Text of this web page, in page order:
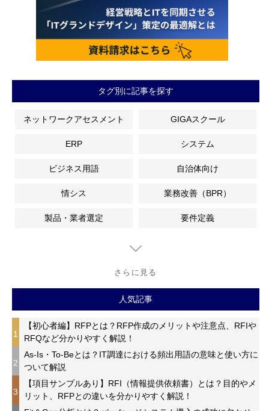
タグ別に記事を探す
ネットワークアセスメント GIGAスクール
ERP システム
ビジネス用語 自治体向け
情シス 業務改善（BPR）
製品・業者選定 要件定義
さらに見る
人気記事
1
【初心者編】RFPとは？RFP作成のメリットや注意点、RFIや
RFQなど分かりやすく解説！
2
As-Is・To-Beとは？IT調達における頻出用語の意味と使い方に
ついて解説
3
【項目サンプルあり】RFI（情報提供依頼書）とは？目的やメ
リット、RFPとの違いを分かりやすく解説！